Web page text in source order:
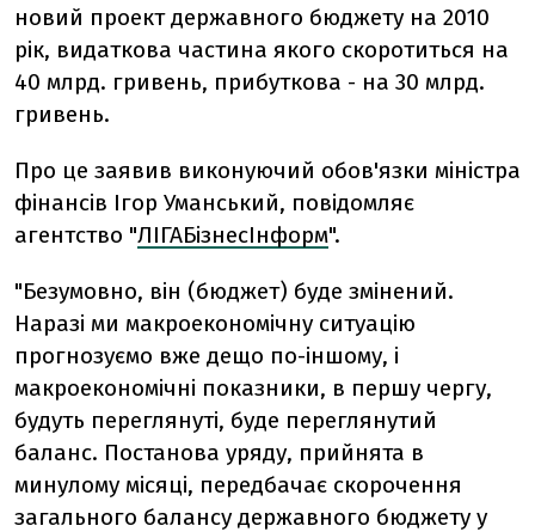
новий проект державного бюджету на 2010
рік, видаткова частина якого скоротиться на
40 млрд. гривень, прибуткова - на 30 млрд.
гривень.
Про це заявив виконуючий обов'язки міністра
фінансів Ігор Уманський, повідомляє
агентство "ЛІГАБізнесІнформ".
"Безумовно, він (бюджет) буде змінений.
Наразі ми макроекономічну ситуацію
прогнозуємо вже дещо по-іншому, і
макроекономічні показники, в першу чергу,
будуть переглянуті, буде переглянутий
баланс. Постанова уряду, прийнята в
минулому місяці, передбачає скорочення
загального балансу державного бюджету у